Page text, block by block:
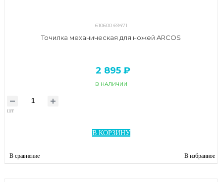
610600 69471
Точилка механическая для ножей ARCOS
2 895 ₽
В НАЛИЧИИ
шт
В КОРЗИНУ
В сравнение В избранное